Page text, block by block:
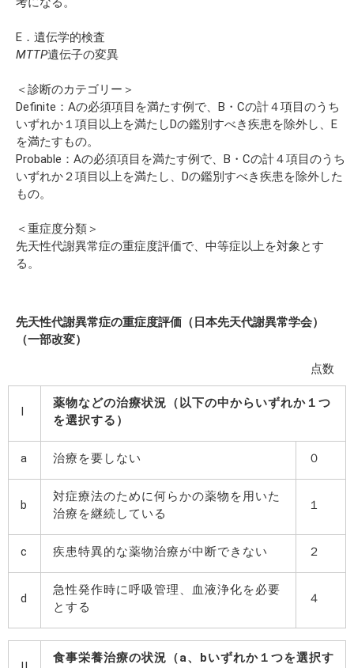
E．遺伝学的検査
MTTP遺伝子の変異
＜診断のカテゴリー＞
Definite：Aの必須項目を満たす例で、B・Cの計４項目のうち
いずれか１項目以上を満たしDの鑑別すべき疾患を除外し、E
を満たすもの。
Probable：Aの必須項目を満たす例で、B・Cの計４項目のうち
いずれか２項目以上を満たし、Dの鑑別すべき疾患を除外した
もの。
＜重症度分類＞
先天性代謝異常症の重症度評価で、中等症以上を対象とす
る。
先天性代謝異常症の重症度評価（日本先天代謝異常学会）
（一部改変）
点数
I
薬物などの治療状況（以下の中からいずれか１つ
を選択する）
a 治療を要しない ０
b
対症療法のために何らかの薬物を用いた
治療を継続している
１
c 疾患特異的な薬物治療が中断できない ２
d
急性発作時に呼吸管理、血液浄化を必要
とする
４
食事栄養治療の状況（a、bいずれか１つを選択す